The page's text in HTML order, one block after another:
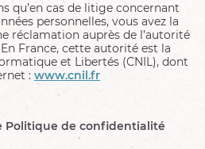
qu’en cas de litige concernant
personnelles, vous avez la
réclamation auprès de l’autorité
France, cette autorité est la
et Libertés (CNIL), dont
: www.cnil.fr
Politique de confidentialité